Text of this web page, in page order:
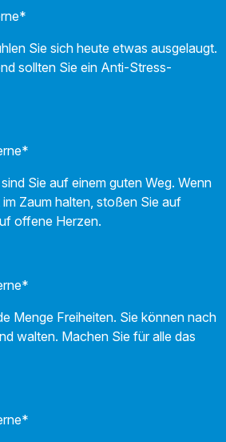
Sie sich heute etwas ausgelaugt.
sollten Sie ein Anti-Stress-
Sie auf einem guten Weg. Wenn
Zaum halten, stoßen Sie auf
offene Herzen.
Menge Freiheiten. Sie können nach
walten. Machen Sie für alle das